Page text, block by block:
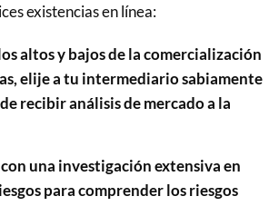
existencias en línea:
altos y bajos de la comercialización
elije a tu intermediario sabiamente
recibir análisis de mercado a la
una investigación extensiva en
para comprender los riesgos